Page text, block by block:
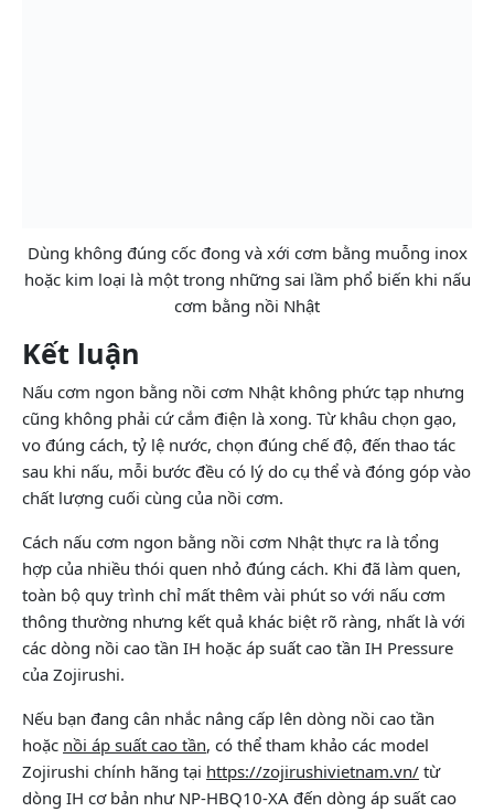
Dùng không đúng cốc đong và xới cơm bằng muỗng inox
hoặc kim loại là một trong những sai lầm phổ biến khi nấu
cơm bằng nồi Nhật
Kết luận
Nấu cơm ngon bằng nồi cơm Nhật không phức tạp nhưng
cũng không phải cứ cắm điện là xong. Từ khâu chọn gạo,
vo đúng cách, tỷ lệ nước, chọn đúng chế độ, đến thao tác
sau khi nấu, mỗi bước đều có lý do cụ thể và đóng góp vào
chất lượng cuối cùng của nồi cơm.
Cách nấu cơm ngon bằng nồi cơm Nhật thực ra là tổng
hợp của nhiều thói quen nhỏ đúng cách. Khi đã làm quen,
toàn bộ quy trình chỉ mất thêm vài phút so với nấu cơm
thông thường nhưng kết quả khác biệt rõ ràng, nhất là với
các dòng nồi cao tần IH hoặc áp suất cao tần IH Pressure
của Zojirushi.
Nếu bạn đang cân nhắc nâng cấp lên dòng nồi cao tần
hoặc nồi áp suất cao tần, có thể tham khảo các model
Zojirushi chính hãng tại https://zojirushivietnam.vn/ từ
dòng IH cơ bản như NP-HBQ10-XA đến dòng áp suất cao